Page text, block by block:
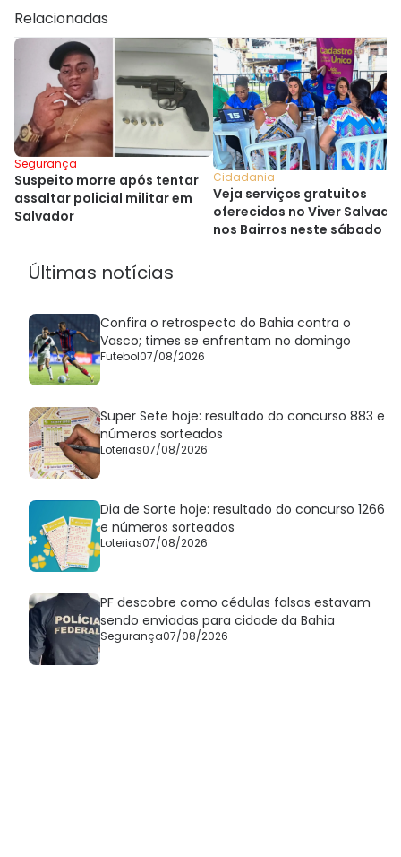
Relacionadas
Segurança
Suspeito morre após tentar
assaltar policial militar em
Salvador
Cidadania
Veja serviços gratuitos
oferecidos no Viver
nos Bairros neste sábado
Últimas notícias
Confira o retrospecto do Bahia contra o
Vasco; times se enfrentam no domingo
Futebol07/08/2026
Super Sete hoje: resultado do concurso 883 e
números sorteados
Loterias07/08/2026
Dia de Sorte hoje: resultado do concurso 1266
e números sorteados
Loterias07/08/2026
PF descobre como cédulas falsas estavam
sendo enviadas para cidade da Bahia
Segurança07/08/2026